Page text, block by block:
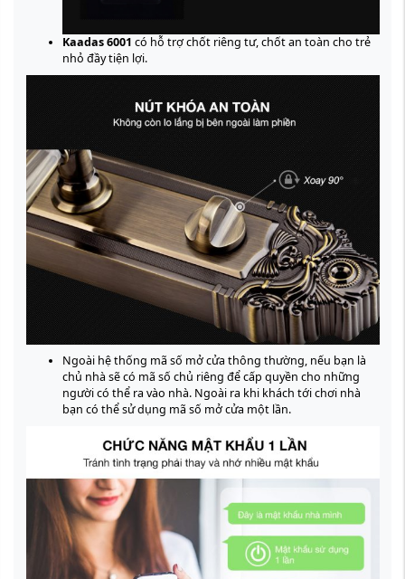
Kaadas 6001 có hỗ trợ chốt riêng tư, chốt an toàn cho trẻ
nhỏ đầy tiện lợi.
Ngoài hệ thống mã số mở cửa thông thường, nếu bạn là
chủ nhà sẽ có mã số chủ riêng để cấp quyền cho những
người có thể ra vào nhà. Ngoài ra khi khách tới chơi nhà
bạn có thể sử dụng mã số mở cửa một lần.